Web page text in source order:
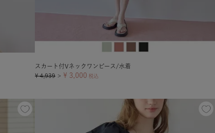
スカート付Vネックワンピース/水着
¥ 4,939 ＞ ¥ 3,000 税込